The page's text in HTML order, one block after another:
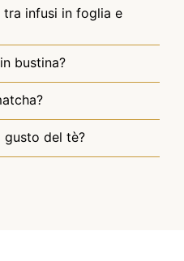
tra infusi in foglia e
bustina?
gusto del tè?